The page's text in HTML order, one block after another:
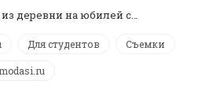
деревни на юбилей с…
Для студентов Съемки